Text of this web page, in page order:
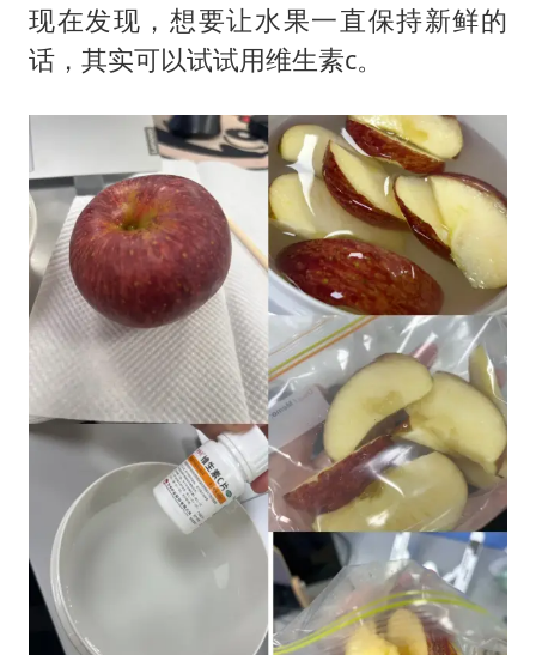
现在发现，想要让水果一直保持新鲜的
话，其实可以试试用维生素c。